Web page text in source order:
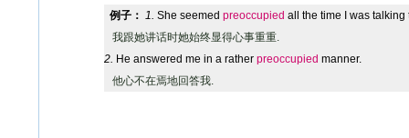
例子： 1. She seemed preoccupied all the time I was talking
我跟她讲话时她始终显得心事重重.
2. He answered me in a rather preoccupied manner.
他心不在焉地回答我.